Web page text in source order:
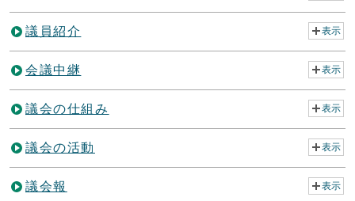
議員紹介 表示
会議中継 表示
議会の仕組み 表示
議会の活動 表示
議会報 表示